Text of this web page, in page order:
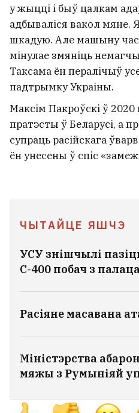
у жыцці і быў цалкам
адбываліся вакол мяне.
шкадую. Але машыну
мінулае змяніць
Таксама ён пералічыў
падтрымку Украіны.
Максім Пакроўскі ў
пратэсты ў Беларусі, а
супраць расійскага
ён унесены ў спіс
ЧЫТАЙЦЕ ЯШЧЭ
УСУ знішчылі
С-400 побач з
Расіяне масавана
Міністэрства
мяжы з Румыніяй